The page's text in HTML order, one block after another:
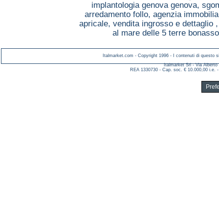
implantologia genova genova,
arredamento follo, agenzia
apricale, vendita ingrosso e dettaglio
al mare delle 5 terre
Italmarket.com - Copyright 1996 - I contenuti di questo
Italmarket Srl - Via Alberto
REA 1330730 - Cap. soc. € 10.000,00 i.e.